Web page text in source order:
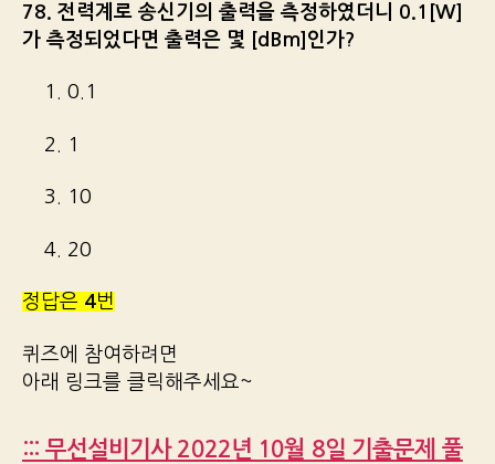
78. 전력계로 송신기의 출력을 측정하였더니 0.1[W]
가 측정되었다면 출력은 몇 [dBm]인가?
1. 0.1
2. 1
3. 10
4. 20
정답은 4번
퀴즈에 참여하려면
아래 링크를 클릭해주세요~
::: 무선설비기사 2022년 10월 8일 기출문제 풀